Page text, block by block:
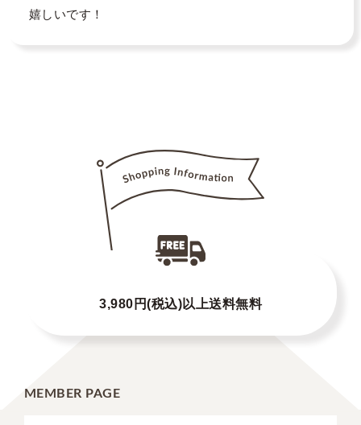
嬉しいです！
3,980円(税込)以上送料無料
MEMBER PAGE